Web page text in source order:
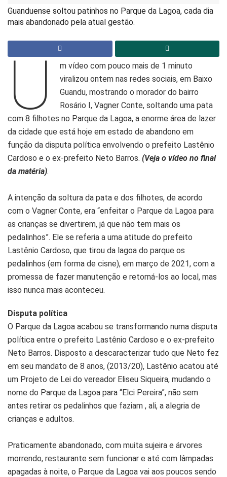
Guanduense soltou patinhos no Parque da Lagoa, cada dia
mais abandonado pela atual gestão.
U
m vídeo com pouco mais de 1 minuto
viralizou ontem nas redes sociais, em Baixo
Guandu, mostrando o morador do bairro
Rosário I, Vagner Conte, soltando uma pata
com 8 filhotes no Parque da Lagoa, a enorme área de lazer
da cidade que está hoje em estado de abandono em
função da disputa política envolvendo o prefeito Lastênio
Cardoso e o ex-prefeito Neto Barros. (Veja o vídeo no final
da matéria).
A intenção da soltura da pata e dos filhotes, de acordo
com o Vagner Conte, era “enfeitar o Parque da Lagoa para
as crianças se divertirem, já que não tem mais os
pedalinhos”. Ele se referia a uma atitude do prefeito
Lastênio Cardoso, que tirou da lagoa do parque os
pedalinhos (em forma de cisne), em março de 2021, com a
promessa de fazer manutenção e retorná-los ao local, mas
isso nunca mais aconteceu.
Disputa política
O Parque da Lagoa acabou se transformando numa disputa
política entre o prefeito Lastênio Cardoso e o ex-prefeito
Neto Barros. Disposto a descaracterizar tudo que Neto fez
em seu mandato de 8 anos, (2013/20), Lastênio acatou até
um Projeto de Lei do vereador Eliseu Siqueira, mudando o
nome do Parque da Lagoa para “Elci Pereira”, não sem
antes retirar os pedalinhos que faziam , ali, a alegria de
crianças e adultos.
Praticamente abandonado, com muita sujeira e árvores
morrendo, restaurante sem funcionar e até com lâmpadas
apagadas à noite, o Parque da Lagoa vai aos poucos sendo